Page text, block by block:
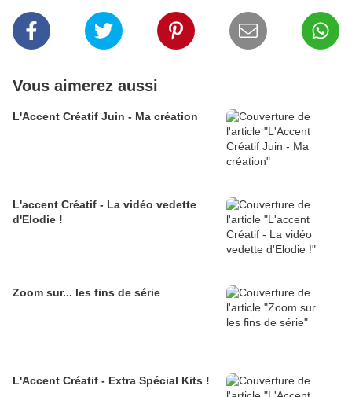
Vous aimerez aussi
L'Accent Créatif Juin - Ma création
L'accent Créatif - La vidéo vedette
d'Elodie !
Zoom sur... les fins de série
L'Accent Créatif - Extra Spécial Kits !